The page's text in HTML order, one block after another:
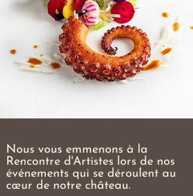
Nous vous emmenons à la
Rencontre d'Artistes lors de nos
événements qui se déroulent au
cœur de notre château.